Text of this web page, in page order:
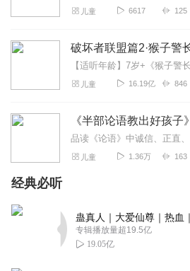
儿童 6617 125
儿童 16.19亿 846
《半部论语教出好孩子》
儿童 1.36万 163
经典必听
专辑播放量超19.5亿
19.05亿